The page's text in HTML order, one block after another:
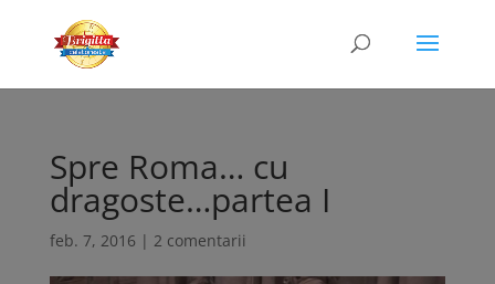
Spre Roma… cu
dragoste…partea I
feb. 7, 2016 | 2 comentarii